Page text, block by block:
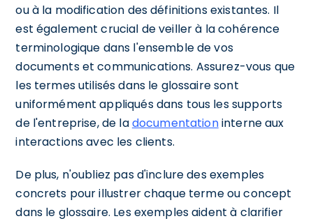
ou à la modification des définitions existantes. Il
est également crucial de veiller à la cohérence
terminologique dans l'ensemble de vos
documents et communications. Assurez-vous que
les termes utilisés dans le glossaire sont
uniformément appliqués dans tous les supports
de l'entreprise, de ladocumentationinterne aux
interactions avec les clients.
De plus, n'oubliez pas d'inclure des exemples
concrets pour illustrer chaque terme ou concept
dans le glossaire. Les exemples aident à clarifier